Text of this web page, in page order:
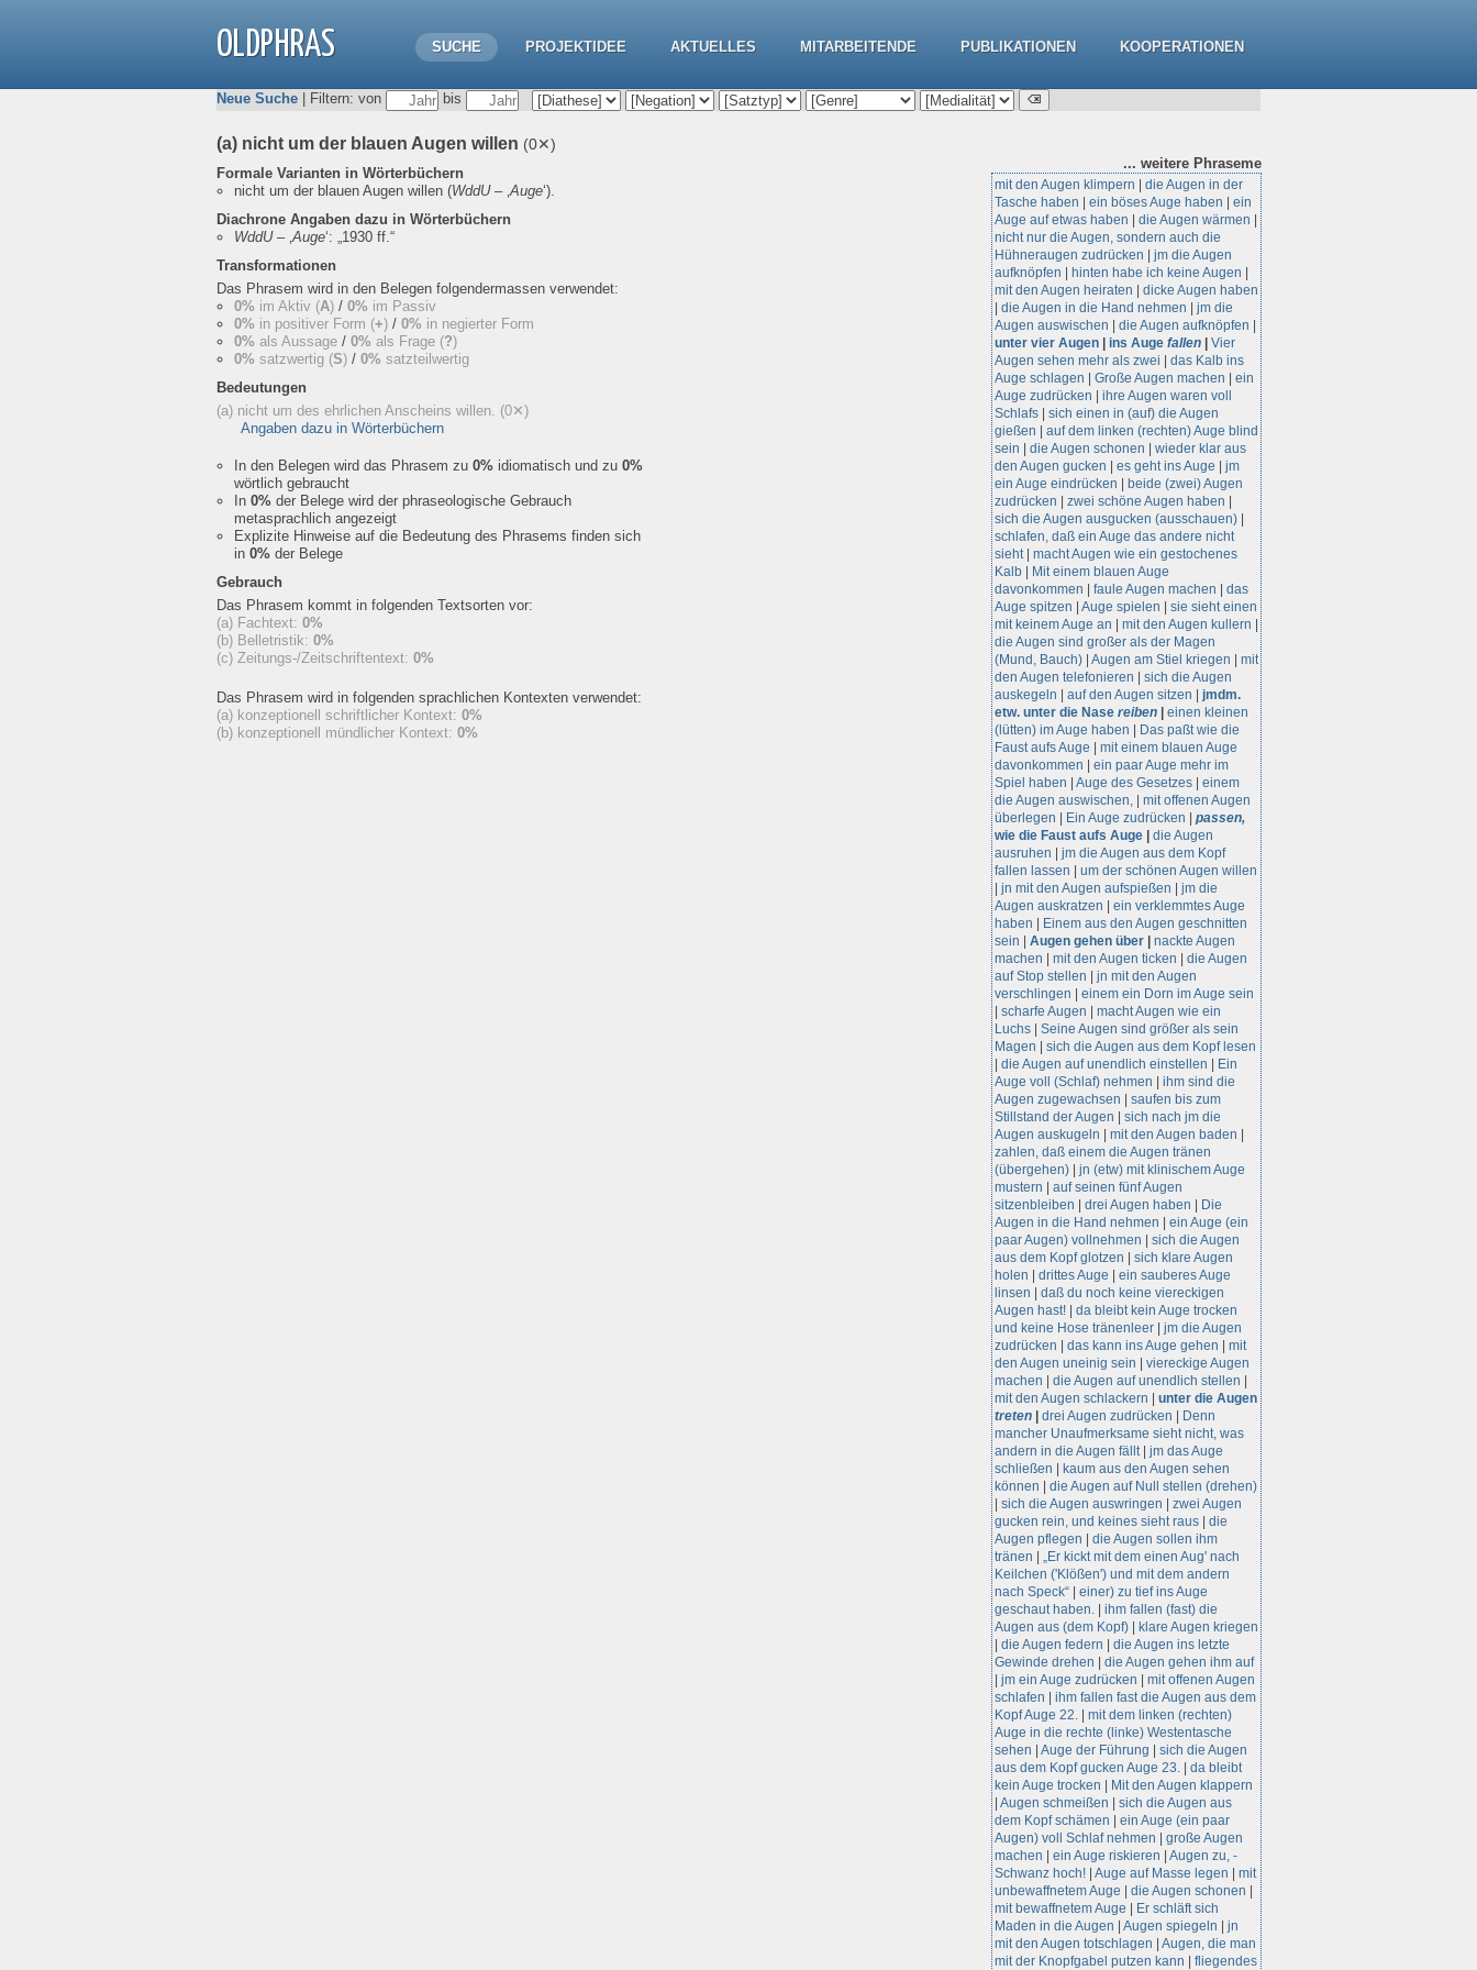
OLDPHRAS SUCHE PROJEKTIDEE AKTUELLES MITARBEITENDE PUBLIKATIONEN KOOPERATIONEN
Neue Suche | Filtern: von bis
(a) nicht um der blauen Augen willen (0✕)
Formale Varianten in Wörterbüchern
nicht um der blauen Augen willen (WddU– ‚Auge‘).
Diachrone Angaben dazu in Wörterbüchern
WddU– ‚Auge‘: „1930 ff.“
Transformationen
Das Phrasem wird in den Belegen folgendermassen verwendet:
0% im Aktiv (A) / 0% im Passiv
0% in positiver Form (+) / 0% in negierter Form
0% als Aussage / 0% als Frage (?)
0% satzwertig (S) / 0% satzteilwertig
Bedeutungen
(a) nicht um des ehrlichen Anscheins willen. (0✕)
Angaben dazu in Wörterbüchern
In den Belegen wird das Phrasem zu 0% idiomatisch und zu 0%
wörtlich gebraucht
In 0% der Belege wird der phraseologische Gebrauch
metasprachlich angezeigt
Explizite Hinweise auf die Bedeutung des Phrasems finden sich
in 0% der Belege
Gebrauch
Das Phrasem kommt in folgenden Textsorten vor:
(a) Fachtext: 0%
(b) Belletristik: 0%
(c) Zeitungs-/Zeitschriftentext: 0%
Das Phrasem wird in folgenden sprachlichen Kontexten verwendet:
(a) konzeptionell schriftlicher Kontext: 0%
(b) konzeptionell mündlicher Kontext: 0%
... weitere Phraseme
mit den Augen klimpern
die Augen in der
Tasche haben
ein böses Auge haben
ein
Auge auf etwas haben
die Augen wärmen
nicht nur die Augen, sondern auch die
Hühneraugen zudrücken
jm die Augen
aufknöpfen
hinten habe ich keine Augen
mit den Augen heiraten
dicke Augen haben
die Augen in die Hand nehmen
jm die
Augen auswischen
die Augen aufknöpfen
unter vier Augen
ins Auge fallen
Vier
Augen sehen mehr als zwei
das Kalb ins
Auge schlagen
Große Augen machen
ein
Auge zudrücken
ihre Augen waren voll
Schlafs
sich einen in (auf) die Augen
gießen
auf dem linken (rechten) Auge blind
sein
die Augen schonen
wieder klar aus
den Augen gucken
es geht ins Auge
jm
ein Auge eindrücken
beide (zwei) Augen
zudrücken
zwei schöne Augen haben
sich die Augen ausgucken (ausschauen)
schlafen, daß ein Auge das andere nicht
sieht| macht Augen wie ein gestochenes
Kalb
Mit einem blauen Auge
davonkommen
faule Augen machen
das
Auge spitzen
Auge spielen
sie sieht einen
mit keinem Auge an
mit den Augen kullern
die Augen sind großer als der Magen
(Mund, Bauch) Augen am Stiel kriegen
mit
den Augen telefonieren
sich die Augen
auskegeln
auf den Augen sitzen
jmdm.
etw. unter die Nase reiben
einen kleinen
(lütten) im Auge haben
Das paßt wie die
Faust aufs Auge
mit einem blauen Auge
davonkommen
ein paar Auge mehr im
Spiel haben
Auge des Gesetzes
einem
die Augen auswischen,
mit offenen Augen
überlegen
Ein Auge zudrücken
passen,
wie die Faust aufs Auge
die Augen
ausruhen
jm die Augen aus dem Kopf
fallen lassen
um der schönen Augen willen
jn mit den Augen aufspießen
jm die
Augen auskratzen
ein verklemmtes Auge
haben
Einem aus den Augen geschnitten
sein
Augen gehen über
nackte Augen
machen
mit den Augen ticken
die Augen
auf Stop stellen
jn mit den Augen
verschlingen
einem ein Dorn im Auge sein
scharfe Augen
macht Augen wie ein
Luchs
Seine Augen sind größer als sein
Magen
sich die Augen aus dem Kopf lesen
die Augen auf unendlich einstellen
Ein
Auge voll (Schlaf) nehmen
ihm sind die
Augen zugewachsen
saufen bis zum
Stillstand der Augen
sich nach jm die
Augen auskugeln
mit den Augen baden
zahlen, daß einem die Augen tränen
(übergehen)
jn (etw) mit klinischem Auge
mustern
auf seinen fünf Augen
sitzenbleiben
drei Augen haben
Die
Augen in die Hand nehmen
ein Auge (ein
paar Augen) vollnehmen
sich die Augen
aus dem Kopf glotzen
sich klare Augen
holen
drittes Auge
ein sauberes Auge
linsen
daß du noch keine viereckigen
Augen hast!
da bleibt kein Auge trocken
und keine Hose tränenleer
jm die Augen
zudrücken
das kann ins Auge gehen
mit
den Augen uneinig sein
viereckige Augen
machen
die Augen auf unendlich stellen
mit den Augen schlackern
unter die Augen
treten
drei Augen zudrücken
Denn
mancher Unaufmerksame sieht nicht, was
andern in die Augen fällt| jm das Auge
schließen
kaum aus den Augen sehen
können
die Augen auf Null stellen (drehen)
sich die Augen auswringen
zwei Augen
gucken rein, und keines sieht raus
die
Augen pflegen
die Augen sollen ihm
tränen
„Er kickt mit dem einen Aug' nach
Keilchen ('Klößen') und mit dem andern
nach Speck“
einer) zu tief ins Auge
geschaut haben.
ihm fallen (fast) die
Augen aus (dem Kopf)
klare Augen kriegen
die Augen federn
die Augen ins letzte
Gewinde drehen
die Augen gehen ihm auf
jm ein Auge zudrücken
mit offenen Augen
schlafen
ihm fallen fast die Augen aus dem
Kopf Auge 22.
mit dem linken (rechten)
Auge in die rechte (linke) Westentasche
sehen
Auge der Führung
sich die Augen
aus dem Kopf gucken Auge 23.
da bleibt
kein Auge trocken
Mit den Augen klappern
Augen schmeißen
sich die Augen aus
dem Kopf schämen
ein Auge (ein paar
Augen) voll Schlaf nehmen
große Augen
machen
ein Auge riskieren
Augen zu, -
Schwanz hoch! Auge auf Masse legen
mit
unbewaffnetem Auge
die Augen schonen
mit bewaffnetem Auge
Er schläft sich
Maden in die Augen
Augen spiegeln
jn
mit den Augen totschlagen
Augen, die man
mit der Knopfgabel putzen kann
fliegendes